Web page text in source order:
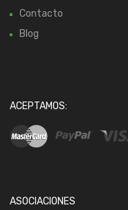
Contacto
Blog
ACEPTAMOS:
ASOCIACIONES